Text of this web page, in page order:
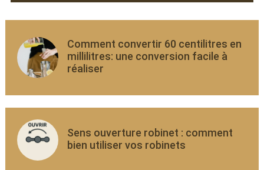
Comment convertir 60 centilitres en
millilitres: une conversion facile à
réaliser
Sens ouverture robinet : comment
bien utiliser vos robinets